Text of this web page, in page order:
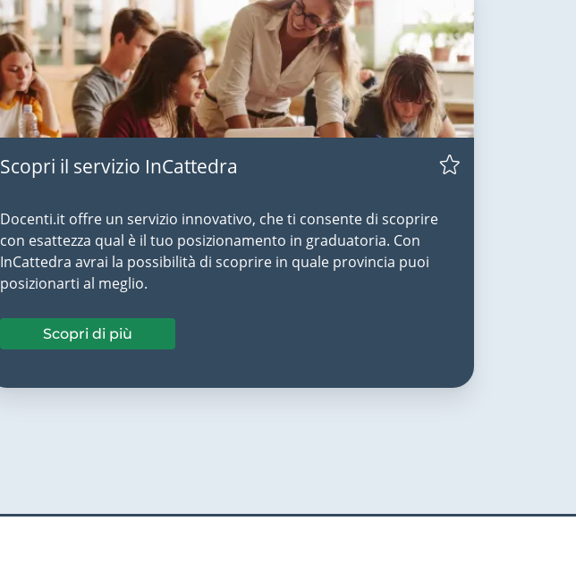
Scopri il servizio InCattedra
Docenti.it offre un servizio innovativo, che ti consente di scoprire
con esattezza qual è il tuo posizionamento in graduatoria. Con
InCattedra avrai la possibilità di scoprire in quale provincia puoi
posizionarti al meglio.
Scopri di più